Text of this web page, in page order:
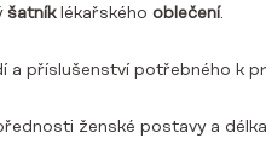
šatníklékařského oblečení.
a příslušenství potřebného k
ženské postavy a